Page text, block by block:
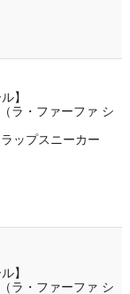
】
ラ・ファーファ シ
ップスニーカー
】
ラ・ファーファ シ